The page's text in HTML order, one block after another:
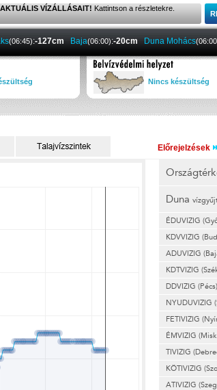
VÍZÁLLÁSAIT! Kattintson a részletekre.
(06:45):-127cm Baja(06:00):-20cm Duna Mohács
Nincs készültség
Előrejelzések
Duna
ÉDUVIZIG
KDVVIZIG
ADUVIZIG
KDTVIZIG
DDVIZIG (Pécs)
NYUDUVIZIG
FETIVIZIG
ÉMVIZIG
TIVIZIG
KÖTIVIZIG
ATIVIZIG